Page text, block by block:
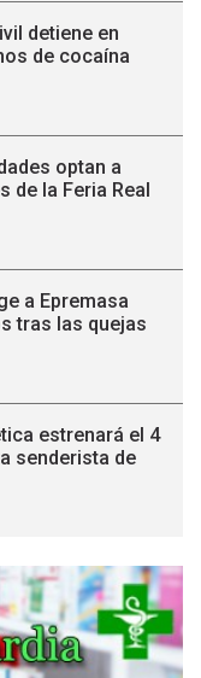
detiene en
de cocaína
optan a
de la Feria Real
a Epremasa
tras las quejas
estrenará el 4
senderista de